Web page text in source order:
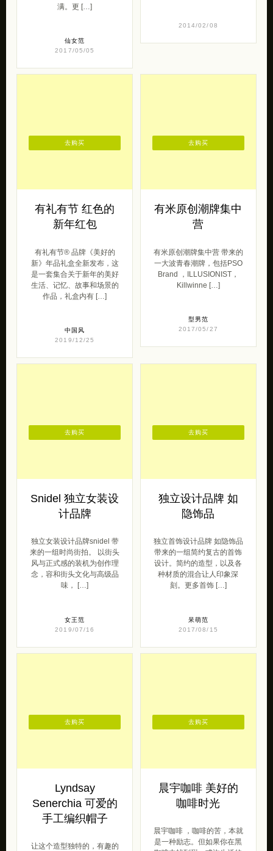
满。更 […]
仙女范
2017/05/05
2014/02/08
有礼有节 红色的
新年红包
有礼有节® 品牌《美好的
新》年品礼盒全新发布，这
是一套集合关于新年的美好
生活、记忆、故事和场景的
作品，礼盒内有 […]
中国风
2019/12/25
去购买
有米原创潮牌集中
营
有米原创潮牌集中营 带来的
一大波青春潮牌，包括PSO
Brand ，ILLUSIONIST，
Killwinne […]
型男范
2017/05/27
去购买
Snidel 独立女装设
计品牌
独立女装设计品牌snidel 带
来的一组时尚街拍。 以街头
风与正式感的装机为创作理
念，容和街头文化与高级品
味， […]
女王范
2019/07/16
去购买
独立设计品牌 如
隐饰品
独立首饰设计品牌 如隐饰品
带来的一组简约复古的首饰
设计。简约的造型，以及各
种材质的混合让人印象深
刻。更多首饰 […]
呆萌范
2017/08/15
去购买
Lyndsay
Senerchia 可爱的
手工编织帽子
让这个造型独特的，有趣的
去购买
晨宇咖啡 美好的
咖啡时光
晨宇咖啡 ，咖啡的苦，本就
是一种励志。但如果你在黑
去购买